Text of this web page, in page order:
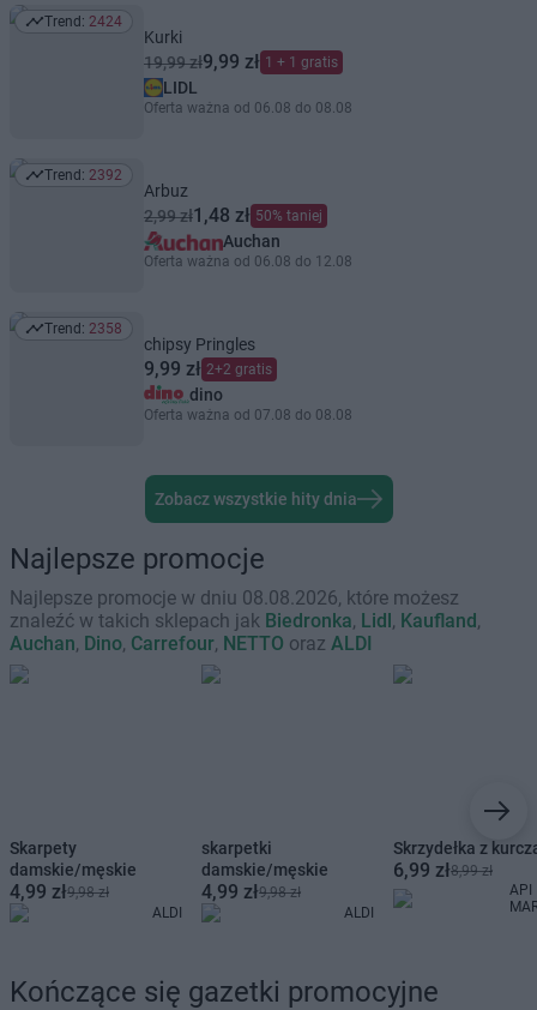
Trend: 2424
Trend: 2424
Kurki
19,99 zł9,99 zł 1 + 1 gratis
LIDL
Oferta ważna od 06.08 do 08.08
Trend: 2392
Trend: 2392
Arbuz
2,99 zł1,48 zł 50% taniej
Auchan
Oferta ważna od 06.08 do 12.08
Trend: 2358
Trend: 2358
chipsy Pringles
9,99 zł 2+2 gratis
dino
Oferta ważna od 07.08 do 08.08
Zobacz wszystkie hity dnia
Najlepsze promocje
Najlepsze promocje w dniu 08.08.2026, które możesz
znaleźć w takich sklepach jak Biedronka, Lidl, Kaufland,
Auchan, Dino, Carrefour, NETTO oraz ALDI
Skarpety
damskie/męskie
4,99 zł9,98 zł
ALDI
skarpetki
damskie/męskie
4,99 zł9,98 zł
ALDI
Skrzydełka z
6,99 zł8,99 zł
API
Kończące się gazetki promocyjne